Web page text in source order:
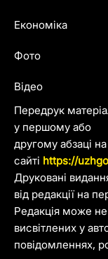
Передрук
у першому або
другому абзаці на
сайті https://
Друковані
від редакції на
Редакція може не
висвітлених у
повідомленнях,
Економіка
Фото
Відео